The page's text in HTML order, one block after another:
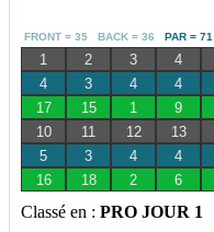
FRONT = 35 BACK = 36 PAR = 71
1 2 3 4
4
3 4 4
17
15 1 9
10
11 12 13
5
3 4 4
16
18 2 6
Classé en : PRO JOUR 1